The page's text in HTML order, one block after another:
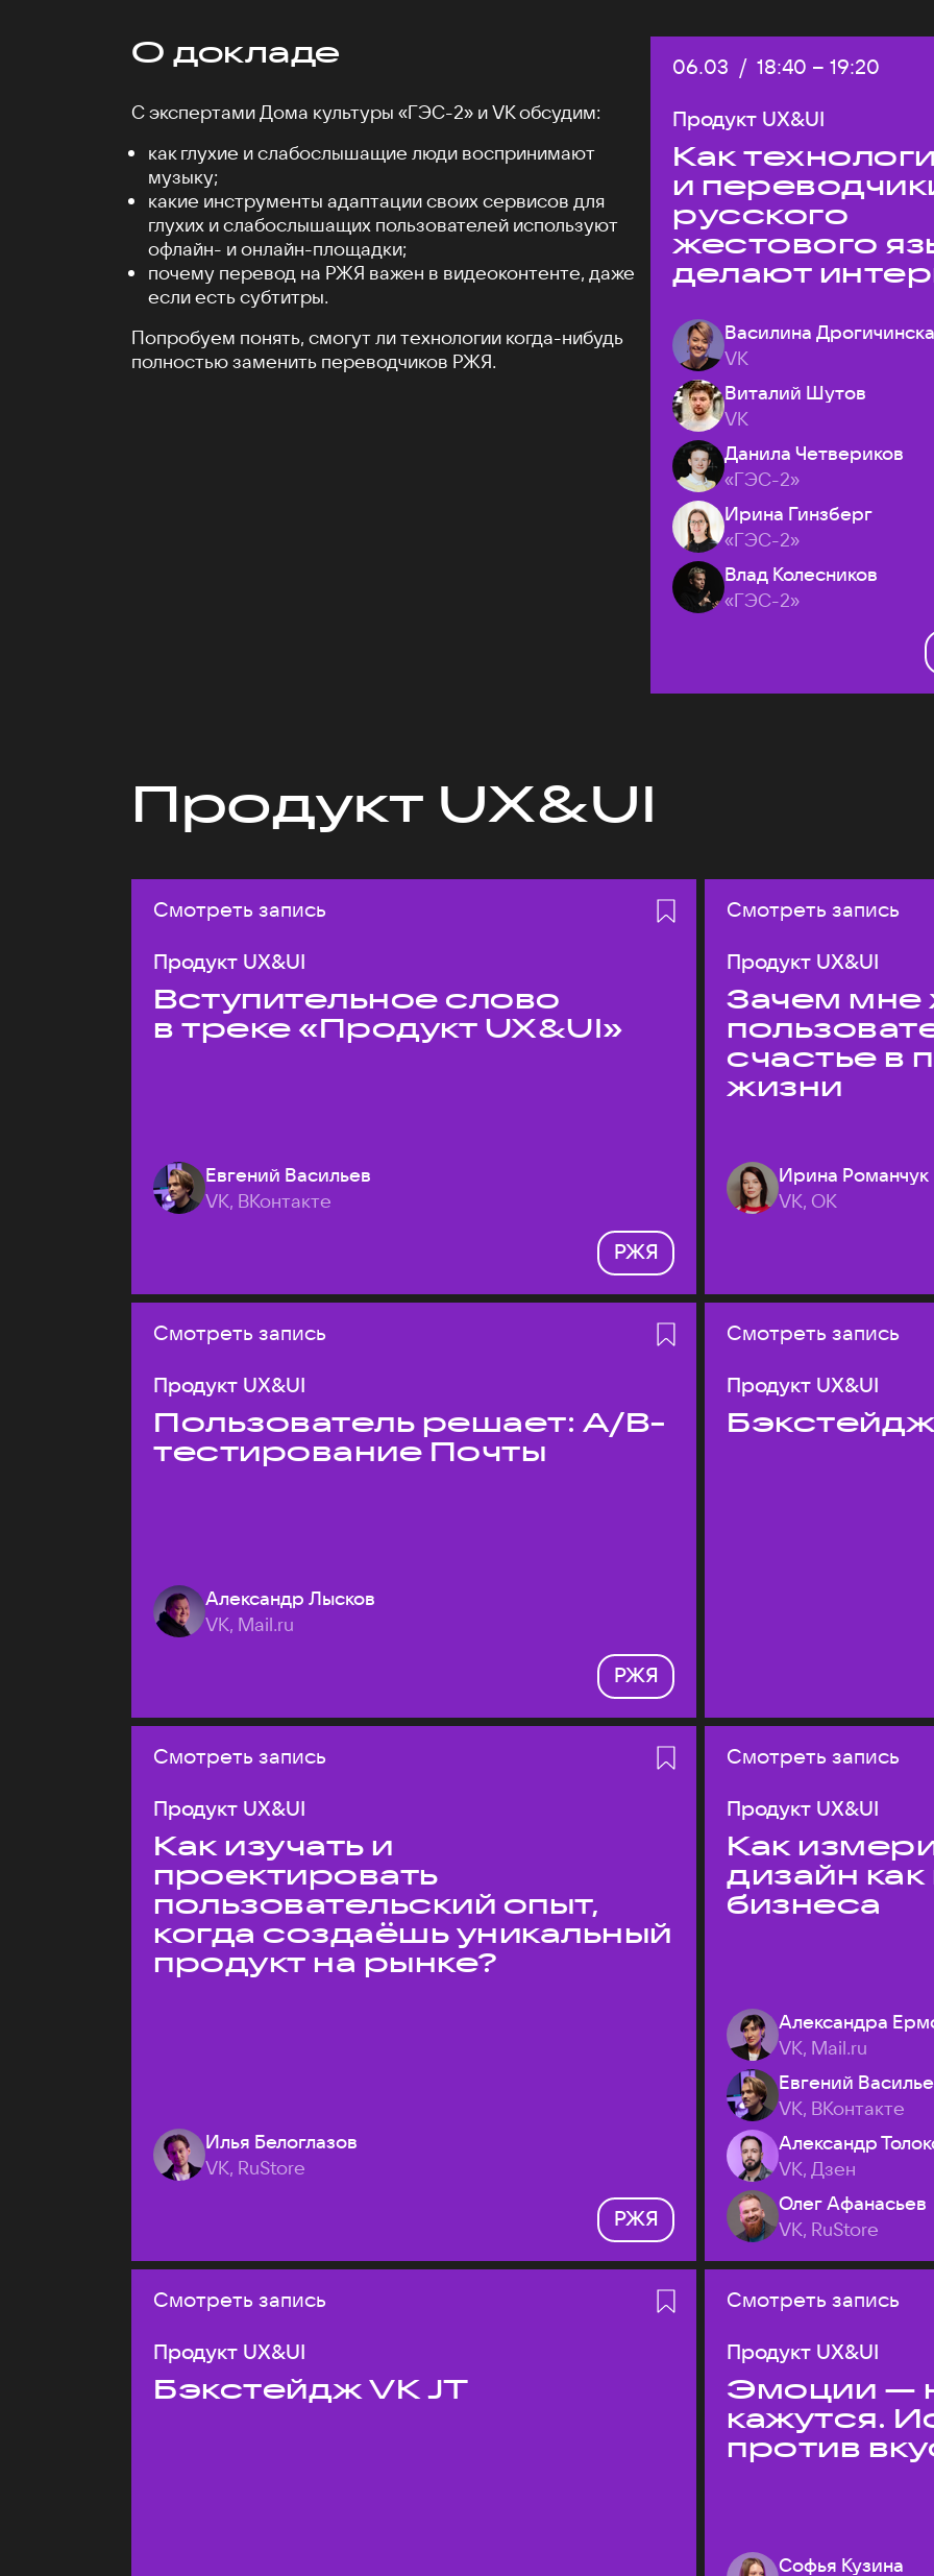
О докладе
С экспертами Дома культуры «ГЭС-2» и VK обсудим:
как глухие и слабослышащие люди воспринимают
музыку;
какие инструменты адаптации своих сервисов для
глухих и слабослышащих пользователей используют
офлайн- и онлайн-площадки;
почему перевод на РЖЯ важен в видеоконтенте, даже
если есть субтитры.
Попробуем понять, смогут ли технологии когда-нибудь
полностью заменить переводчиков РЖЯ.
Дата:
06.03 / Начало:
18:40 – Конец:
19:20
Продукт UX&UI
Как
и
русского
жестового
делают
Василина
VK
Виталий Шутов
VK
Данила Четвериков
«ГЭС-2»
Ирина Гинзберг
«ГЭС-2»
Влад Колесников
«ГЭС-2»
Продукт UX&UI
Смотреть запись
Продукт UX&UI
Вступительное слово
в треке «Продукт UX&UI»
Евгений Васильев
VK, ВКонтакте
РЖЯ
Смотреть запись
Продукт UX&UI
Зачем мне
счастье в
жизни
Ирина Романчук
VK, ОК
Смотреть запись
Продукт UX&UI
Пользователь решает: A/B-
тестирование Почты
Александр Лысков
VK, Mail.ru
РЖЯ
Смотреть запись
Продукт UX&UI
Бэкстейдж
Смотреть запись
Продукт UX&UI
Как изучать и
проектировать
пользовательский опыт,
когда создаёшь уникальный
продукт на рынке?
Илья Белоглазов
VK, RuStore
РЖЯ
Смотреть запись
Продукт UX&UI
Как
дизайн
бизнеса
Александра
VK, Mail.ru
Евгений
VK, ВКонтакте
Александр
VK, Дзен
Олег Афанасьев
VK, RuStore
Смотреть запись
Продукт UX&UI
Бэкстейдж VK JT
Смотреть запись
Продукт UX&UI
Эмоции —
кажутся.
против
Софья Кузина